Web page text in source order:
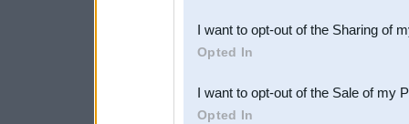
Downstream Participants
third parties.
I want to opt-out of the Sharing of
Opted In
I want to opt-out of the Sale of my
Opted In